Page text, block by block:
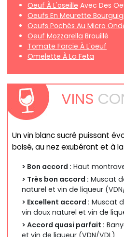
Oeuf À L'oseille Avec Des
Oeufs En Meurette
Oeufs Pochés Au Micro
Oeuf Mozzarella Brouillé
Tomate Farcie À L'oeuf
Omelette À La Feta
VINS
Un vin blanc sucré puissant
boisé, au nez exubérant et à
> Bon accord : Haut
> Très bon accord : Muscat
naturel et vin de liqueur
> Excellent accord : Muscat
vin doux naturel et vin de
> Accord quasi parfait :